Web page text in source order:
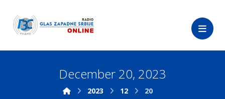
December 20, 2023
2023 12 20